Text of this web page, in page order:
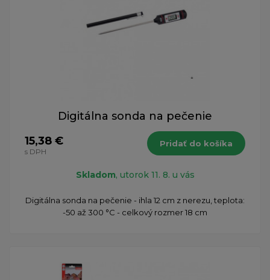
Digitálna sonda na pečenie
15,38 €
s DPH
Pridať do košíka
Skladom, utorok 11. 8. u vás
Digitálna sonda na pečenie - ihla 12 cm z nerezu, teplota:
-50 až 300 °C - celkový rozmer 18 cm